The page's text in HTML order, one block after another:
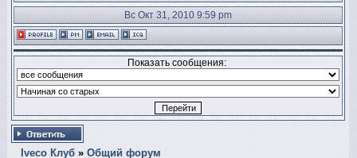
Вс Окт 31, 2010 9:59 pm
Показать сообщения:
Iveco Клуб » Общий форум